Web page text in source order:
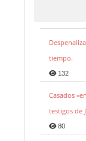
tiempo.
132
Casados
testigos de
80